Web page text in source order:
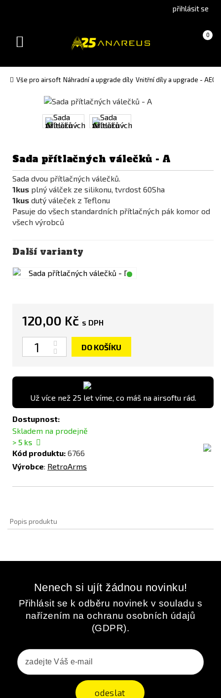
version(Slovak)
přihlásit se
Košík 0
(prázdný)
Toggle
Vše pro airsoft Náhradní a upgrade díly Vnitřní díly a upgrade - AEG
Sada přítlačných válečků - A
Sada dvou přítlačných válečků.
1kus plný válček ze silikonu, tvrdost 60Sha
1kus dutý váleček z Teflonu
Pasuje do všech standardních přítlačných pák komor od
všech výrobců
Další varianty
120,00 Kč s DPH
Počet
DO KOŠÍKU
Už více než 25 let víme, co máš na airsoftu rád.
Dostupnost:
Skladem na prodejně
> 5 ks
Kód produktu: 6766
Výrobce: RetroArms
Popis produktu
Nenech si ujít žádnou novinku!
Přihlásit se k odběru novinek v souladu s
nařízením na ochranu osobních údajů
(GDPR).
odeslat